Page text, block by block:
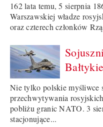
162 lata temu, 5 sierpnia
Warszawskiej władze
oraz czterech członków
Nie tylko polskie myśliwce
przechwytywania
pobliżu granic NATO. 3
stacjonujące...